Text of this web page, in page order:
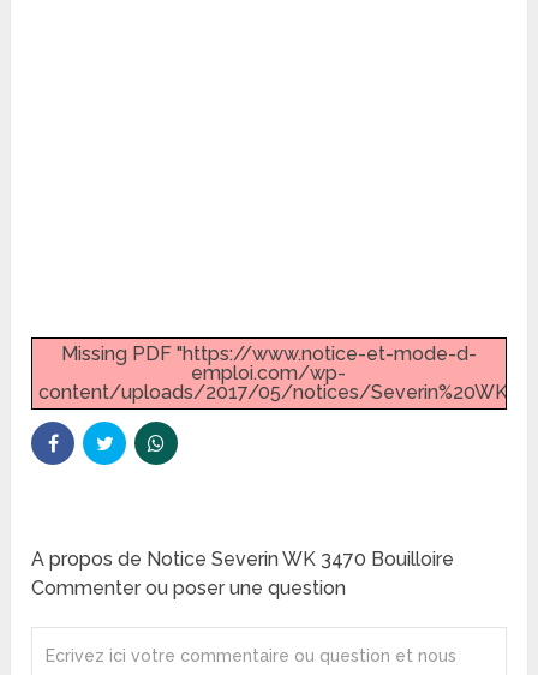
Missing PDF "https://www.notice-et-mode-d-
emploi.com/wp-
content/uploads/2017/05/notices/
A propos de Notice Severin WK 3470 Bouilloire
Commenter ou poser une question